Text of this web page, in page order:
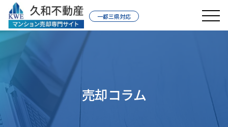
一都三県対応
売却コラム